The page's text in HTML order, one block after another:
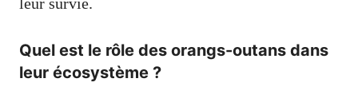
Quel est le rôle des orangs-outans dans
leur écosystème ?